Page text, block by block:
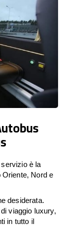
servizio è la
Oriente, Nord e
desiderata.
viaggio luxury,
in tutto il